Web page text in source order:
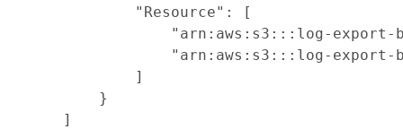
"Resource" :
[
"arn:aws:s3:::log-export-
"arn:aws:s3:::log-export-
]
}
]